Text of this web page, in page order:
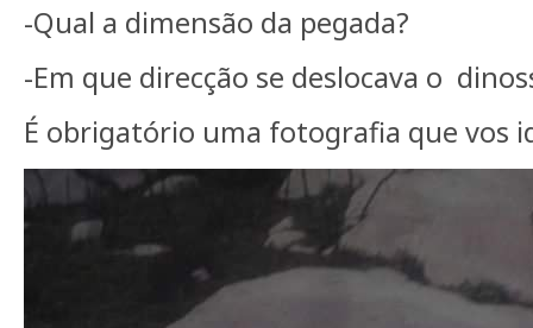
-Qual a dimensão da pegada?
-Em que direcção se deslocava o
É obrigatório uma fotografia que vos